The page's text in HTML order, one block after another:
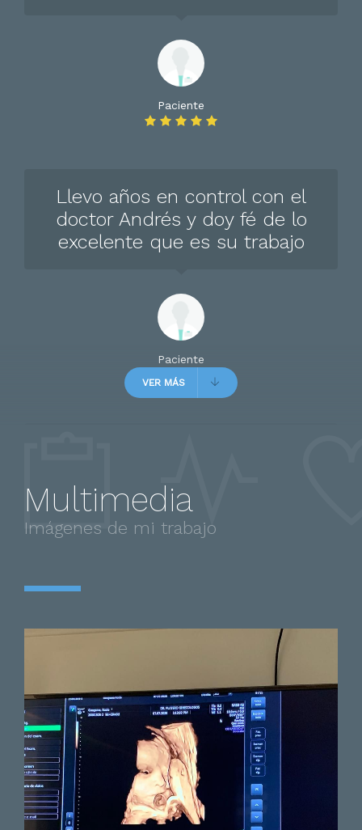
Paciente
Llevo años en control con el
doctor Andrés y doy fé de lo
excelente que es su trabajo
Paciente
médico especializado en
mamas, muy recomendable
Excelente profesional, muy
correcto, me sentí segura,
escuchada y respondió todas
mis inquietudes
acertivamente.
VER MÁS
Multimedia
Imágenes de mi trabajo